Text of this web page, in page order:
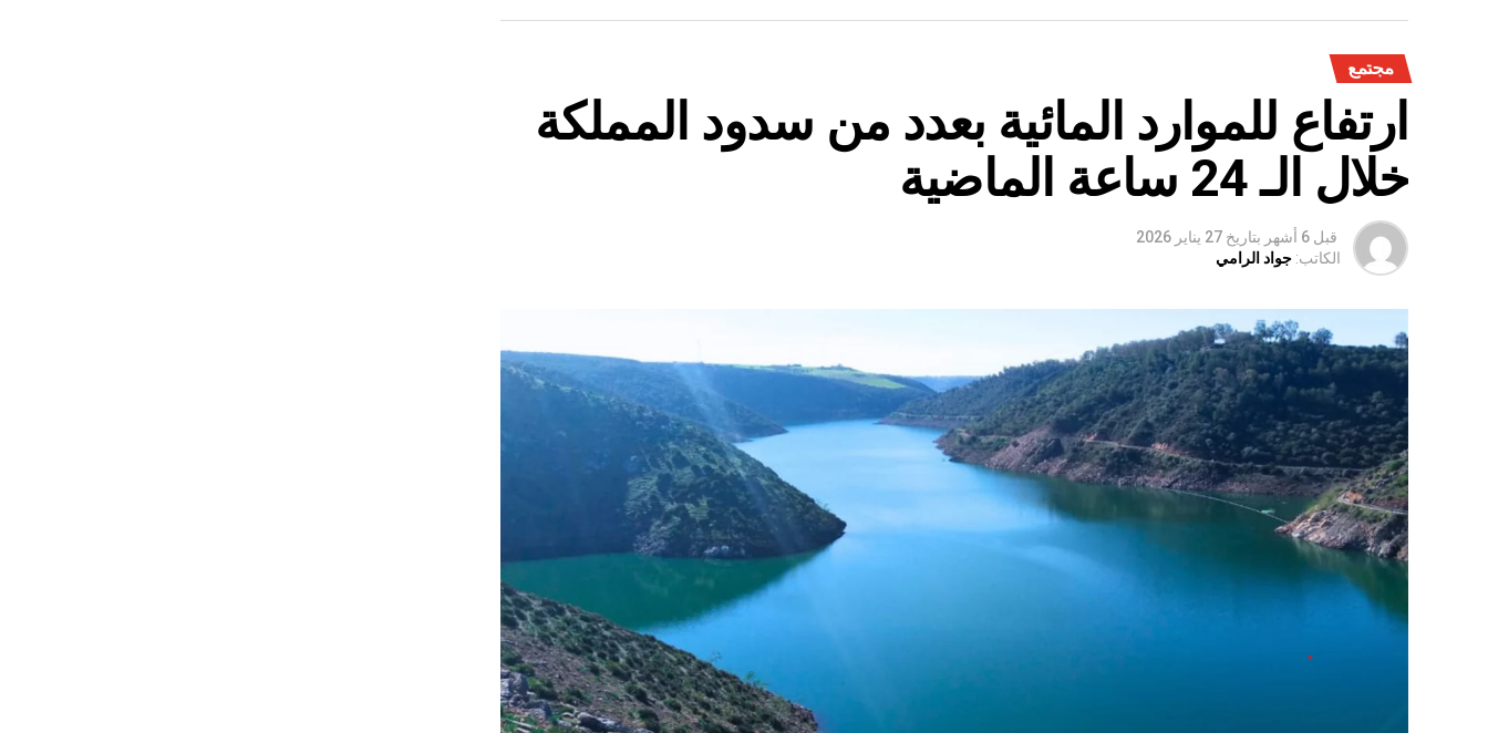
مجتمع
ارتفاع للموارد المائية بعدد من سدود المملكة
خلال الـ 24 ساعة الماضية
قبل 6 أشهر بتاريخ 27 يناير 2026
الكاتب: جواد الرامي